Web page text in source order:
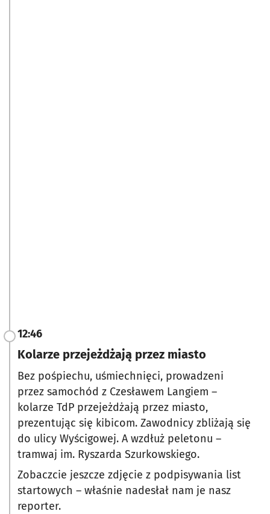
12:46
Kolarze przejeżdżają przez miasto
Bez pośpiechu, uśmiechnięci, prowadzeni
przez samochód z Czesławem Langiem –
kolarze TdP przejeżdżają przez miasto,
prezentując się kibicom. Zawodnicy zbliżają się
do ulicy Wyścigowej. A wzdłuż peletonu –
tramwaj im. Ryszarda Szurkowskiego.
Zobaczcie jeszcze zdjęcie z podpisywania list
startowych – właśnie nadesłał nam je nasz
reporter.